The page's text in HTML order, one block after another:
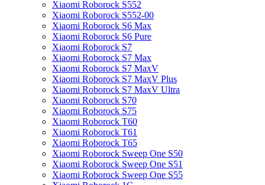
Xiaomi Roborock S552
Xiaomi Roborock S552-00
Xiaomi Roborock S6 Max
Xiaomi Roborock S6 Pure
Xiaomi Roborock S7
Xiaomi Roborock S7 Max
Xiaomi Roborock S7 MaxV
Xiaomi Roborock S7 MaxV Plus
Xiaomi Roborock S7 MaxV Ultra
Xiaomi Roborock S70
Xiaomi Roborock S75
Xiaomi Roborock T60
Xiaomi Roborock T61
Xiaomi Roborock T65
Xiaomi Roborock Sweep One S50
Xiaomi Roborock Sweep One S51
Xiaomi Roborock Sweep One S55